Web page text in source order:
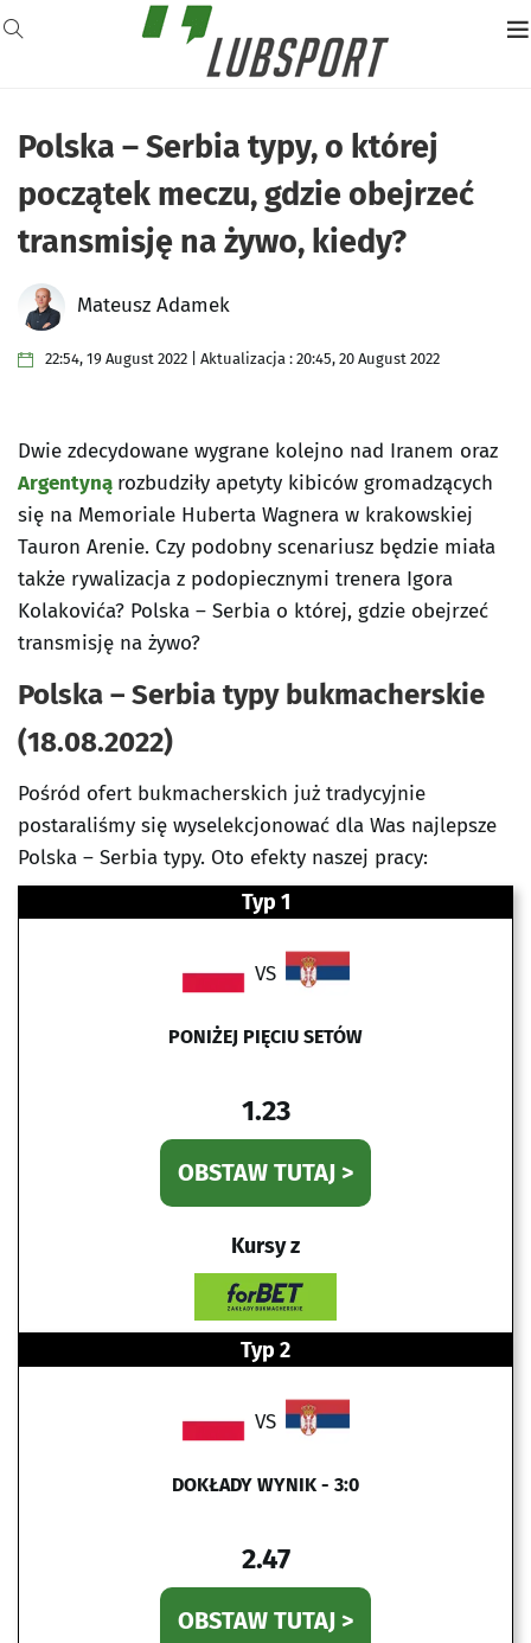
Polska – Serbia typy, o której
początek meczu, gdzie obejrzeć
transmisję na żywo, kiedy?
Mateusz Adamek
22:54, 19 August 2022 | Aktualizacja : 20:45, 20 August 2022
Dwie zdecydowane wygrane kolejno nad Iranem oraz
Argentyną rozbudziły apetyty kibiców gromadzących
się na Memoriale Huberta Wagnera w krakowskiej
Tauron Arenie. Czy podobny scenariusz będzie miała
także rywalizacja z podopiecznymi trenera Igora
Kolakovića? Polska – Serbia o której, gdzie obejrzeć
transmisję na żywo?
Polska – Serbia typy bukmacherskie
(18.08.2022)
Pośród ofert bukmacherskich już tradycyjnie
postaraliśmy się wyselekcjonować dla Was najlepsze
Polska – Serbia typy. Oto efekty naszej pracy:
Typ 1
VS
PONIŻEJ PIĘCIU SETÓW
1.23
OBSTAW TUTAJ >
Kursy z
Typ 2
VS
DOKŁADY WYNIK - 3:0
2.47
OBSTAW TUTAJ >